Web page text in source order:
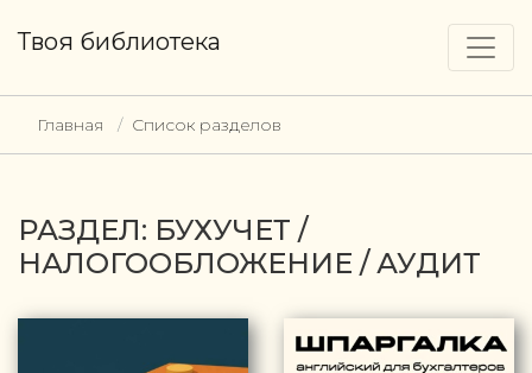
Твоя библиотека
Главная Список разделов
РАЗДЕЛ: БУХУЧЕТ /
НАЛОГООБЛОЖЕНИЕ / АУДИТ